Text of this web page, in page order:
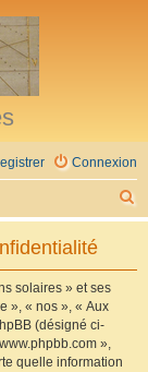
Connexion
e
solaires » et ses
», « nos », « Aux
(désigné ci-
»,
quelle information